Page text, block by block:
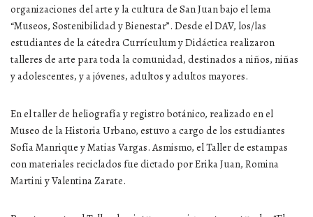
organizaciones del arte y la cultura de San Juan bajo el lema
“Museos, Sostenibilidad y Bienestar”. Desde el DAV, los/las
estudiantes de la cátedra Currículum y Didáctica realizaron
talleres de arte para toda la comunidad, destinados a niños, niñas
y adolescentes, y a jóvenes, adultos y adultos mayores.
En el taller de heliografía y registro botánico, realizado en el
Museo de la Historia Urbano, estuvo a cargo de los estudiantes
Sofía Manrique y Matias Vargas. Asmismo, el Taller de estampas
con materiales reciclados fue dictado por Erika Juan, Romina
Martini y Valentina Zarate.